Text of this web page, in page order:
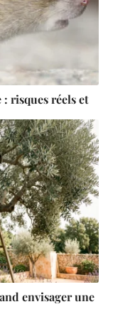
risques réels et
envisager une